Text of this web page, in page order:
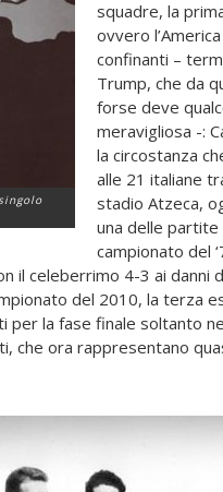
squadre, la
ovvero
confinanti –
Trump, che da
forse deve
meravigliosa -:
la circostanza
alle 21 italiane
stadio Atzeca,
una delle partite
campionato del
il celeberrimo 4-3 ai danni
del 2010, la terza
per la fase finale soltanto
che ora rappresentano